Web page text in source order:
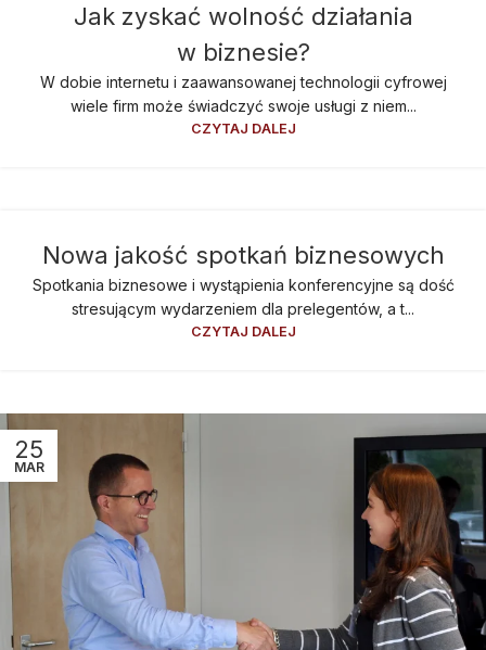
Jak zyskać wolność działania
w biznesie?
W dobie internetu i zaawansowanej technologii cyfrowej
wiele firm może świadczyć swoje usługi z niem...
CZYTAJ DALEJ
Nowa jakość spotkań biznesowych
Spotkania biznesowe i wystąpienia konferencyjne są dość
stresującym wydarzeniem dla prelegentów, a t...
CZYTAJ DALEJ
25
MAR